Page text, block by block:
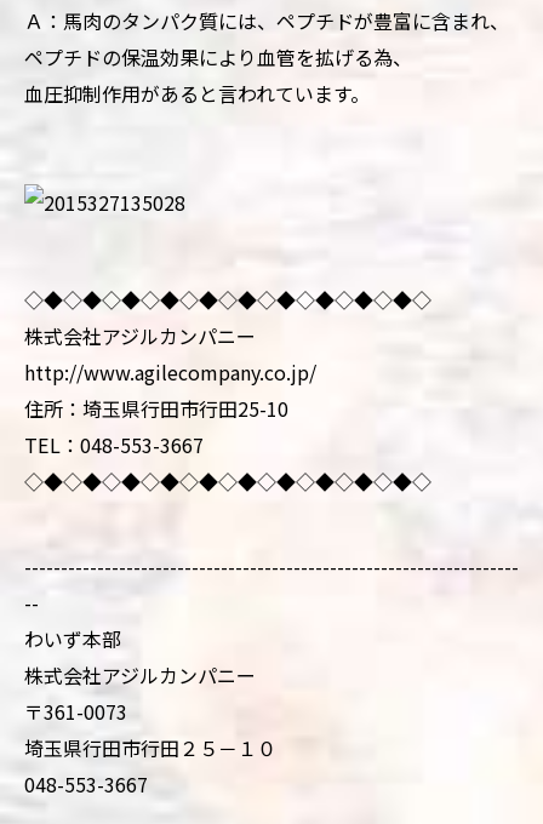
Ａ：馬肉のタンパク質には、ペプチドが豊富に含まれ、
ペプチドの保温効果により血管を拡げる為、
血圧抑制作用があると言われています。
◇◆◇◆◇◆◇◆◇◆◇◆◇◆◇◆◇◆◇◆◇
株式会社アジルカンパニー
http://www.agilecompany.co.jp/
住所：埼玉県行田市行田25-10
TEL：048-553-3667
◇◆◇◆◇◆◇◆◇◆◇◆◇◆◇◆◇◆◇◆◇
--------------------------------------------------------------------
--
わいず本部
株式会社アジルカンパニー
〒361-0073
埼玉県行田市行田２５－１０
048-553-3667